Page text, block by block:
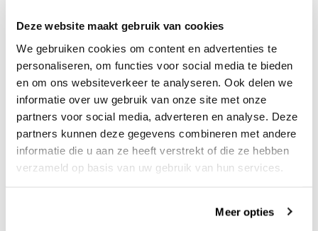
Deze website maakt gebruik van cookies
We gebruiken cookies om content en advertenties te
personaliseren, om functies voor social media te bieden
en om ons websiteverkeer te analyseren. Ook delen we
informatie over uw gebruik van onze site met onze
partners voor social media, adverteren en analyse. Deze
partners kunnen deze gegevens combineren met andere
informatie die u aan ze heeft verstrekt of die ze hebben
verzameld op basis van uw gebruik van hun services.
Meer opties
Need help? We're glad to help
info@bruut.nl Live chat Whatsapp
About this product
Shipment and returns
Related products